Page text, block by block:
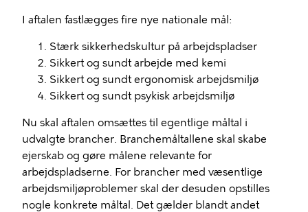
I aftalen fastlægges fire nye nationale mål:
Stærk sikkerhedskultur på arbejdspladser
Sikkert og sundt arbejde med kemi
Sikkert og sundt ergonomisk arbejdsmiljø
Sikkert og sundt psykisk arbejdsmiljø
Nu skal aftalen omsættes til egentlige måltal i
udvalgte brancher. Branchemåltallene skal skabe
ejerskab og gøre målene relevante for
arbejdspladserne. For brancher med væsentlige
arbejdsmiljøproblemer skal der desuden opstilles
nogle konkrete måltal. Det gælder blandt andet